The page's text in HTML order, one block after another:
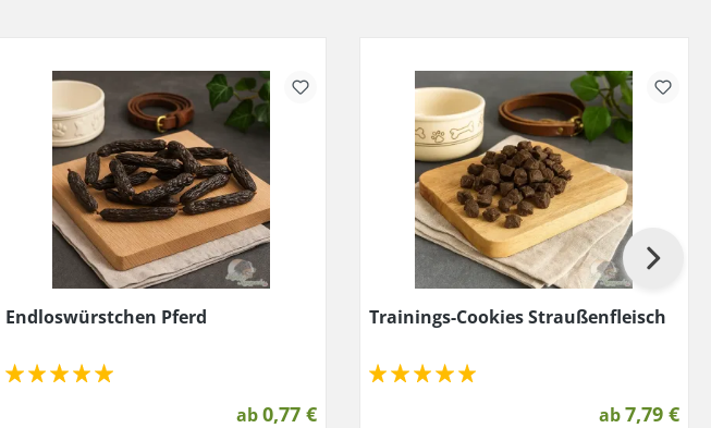
Endloswürstchen Pferd
ab0,77 €
Trainings-Cookies Straußenfleisch
ab7,79 €